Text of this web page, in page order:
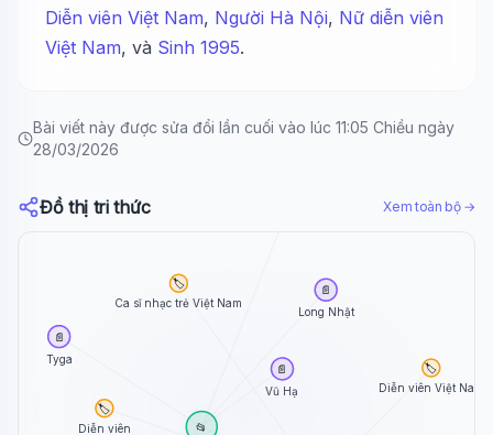
Diễn viên Việt Nam, Người Hà Nội, Nữ diễn viên
Việt Nam, và Sinh 1995.
Bài viết này được sửa đổi lần cuối vào lúc 11:05 Chiều ngày
28/03/2026
Đồ thị tri thức Xem toàn bộ →
📂
Vũ Hạ
📄
Tyga
📄
Long Nhật
📄
Ca sĩ nhạc trẻ Việt Nam
🏷️
Diễn viên
🏷️
Diễn viên Việt Nam
🏷️